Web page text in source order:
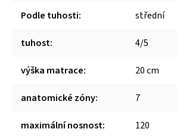
Podle tuhosti: střední
tuhost: 4/5
výška matrace: 20 cm
anatomické zóny: 7
maximální nosnost: 120